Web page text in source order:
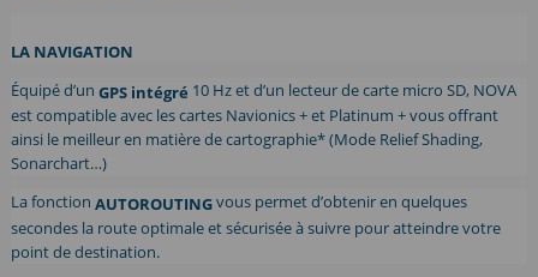
LA NAVIGATION
Équipé d’un GPS intégré 10 Hz et d’un lecteur de carte micro SD, NOVA
est compatible avec les cartes Navionics + et Platinum + vous offrant
ainsi le meilleur en matière de cartographie* (Mode Relief Shading,
Sonarchart…)
La fonction AUTOROUTINGvous permet d’obtenir en quelques
secondes la route optimale et sécurisée à suivre pour atteindre votre
point de destination.